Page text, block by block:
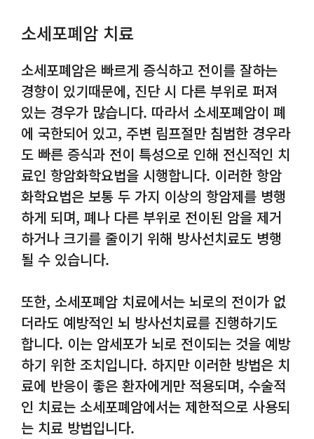
소세포폐암 치료
소세포폐암은 빠르게 증식하고 전이를 잘하는
경향이 있기때문에, 진단 시 다른 부위로 퍼져
있는 경우가 많습니다. 따라서 소세포폐암이 폐
에 국한되어 있고, 주변 림프절만 침범한 경우라
도 빠른 증식과 전이 특성으로 인해 전신적인 치
료인 항암화학요법을 시행합니다. 이러한 항암
화학요법은 보통 두 가지 이상의 항암제를 병행
하게 되며, 폐나 다른 부위로 전이된 암을 제거
하거나 크기를 줄이기 위해 방사선치료도 병행
될 수 있습니다.
또한, 소세포폐암 치료에서는 뇌로의 전이가 없
더라도 예방적인 뇌 방사선치료를 진행하기도
합니다. 이는 암세포가 뇌로 전이되는 것을 예방
하기 위한 조치입니다. 하지만 이러한 방법은 치
료에 반응이 좋은 환자에게만 적용되며, 수술적
인 치료는 소세포폐암에서는 제한적으로 사용되
는 치료 방법입니다.